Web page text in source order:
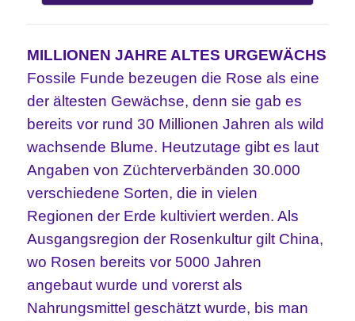
MILLIONEN JAHRE ALTES URGEWÄCHS
Fossile Funde bezeugen die Rose als eine
der ältesten Gewächse, denn sie gab es
bereits vor rund 30 Millionen Jahren als wild
wachsende Blume. Heutzutage gibt es laut
Angaben von Züchterverbänden 30.000
verschiedene Sorten, die in vielen
Regionen der Erde kultiviert werden. Als
Ausgangsregion der Rosenkultur gilt China,
wo Rosen bereits vor 5000 Jahren
angebaut wurde und vorerst als
Nahrungsmittel geschätzt wurde, bis man